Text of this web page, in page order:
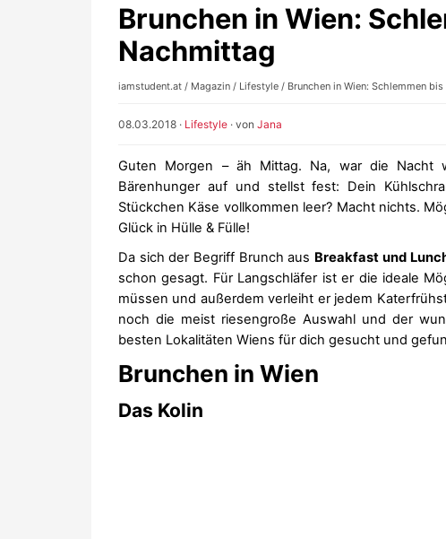
Brunchen in Wien:
Nachmittag
iamstudent.at / Magazin / Lifestyle / Brunchen in Wien: Schlemmen
08.03.2018 · Lifestyle · von Jana
Guten Morgen – äh Mittag. Na, war die Nacht
Bärenhunger auf und stellst fest: Dein
Stückchen Käse vollkommen leer? Macht nichts.
Glück in Hülle & Fülle!
Da sich der Begriff Brunch aus Breakfast und
schon gesagt. Für Langschläfer ist er die ideale
müssen und außerdem verleiht er jedem
noch die meist riesengroße Auswahl und der
besten Lokalitäten Wiens für dich gesucht und
Brunchen in Wien
Das Kolin